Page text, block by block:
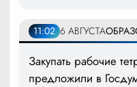
11:02 6 АВГУСТА
Закупать рабочие
предложили в